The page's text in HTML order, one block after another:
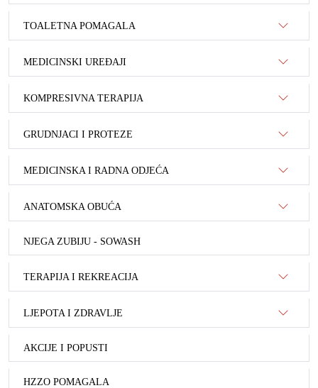
TOALETNA POMAGALA
MEDICINSKI UREĐAJI
KOMPRESIVNA TERAPIJA
GRUDNJACI I PROTEZE
MEDICINSKA I RADNA ODJEĆA
ANATOMSKA OBUĆA
NJEGA ZUBIJU - SOWASH
TERAPIJA I REKREACIJA
LJEPOTA I ZDRAVLJE
AKCIJE I POPUSTI
HZZO POMAGALA